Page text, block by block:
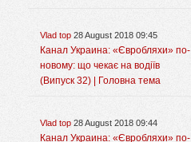
Vlad top 28 August 2018 09:45
Канал Украина: «Євробляхи» по-
новому: що чекає на водіїв
(Випуск 32) | Головна тема
Vlad top 28 August 2018 09:44
Канал Украина: «Євробляхи» по-